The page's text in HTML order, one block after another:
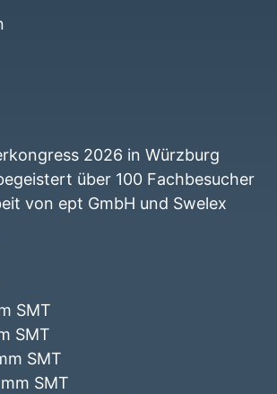
2026 in Würzburg
über 100 Fachbesucher
von ept GmbH und Swelex
SMT
SMT
SMT
SMT